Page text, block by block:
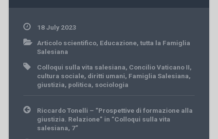
18 July 2023
Articolo scientifico, Educazione, tutta la Famiglia
Salesiana
Colloqui sulla vita salesiana, Concilio Vaticano II,
cultura sociale, diritti umani, Famiglia Salesiana,
giustizia, politica, sociologia
Post
navigation
Riccardo Tonelli – “Prospettive di formazione alla
giustizia. Relazione” in “Colloqui sulla vita
salesiana, 7”